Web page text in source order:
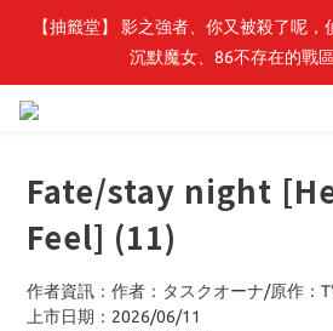
【轉生史萊姆】系列書展🌟系列小說 79
明信片組」
【抽籤堂】 影之強者、你又被殺了呢，
沉默魔女、86不存在的戰
【轉生史萊姆】系列書展🌟系列小說 79
Fate/stay night
Feel] (11)
作者資訊：作者：タスクオーナ/原作：
上市日期：2026/06/11